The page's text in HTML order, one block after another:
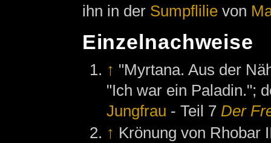
ihn in der Sumpflilievon
Einzelnachweise
↑ "Myrtana. Aus der
"Ich war ein Paladin.";
Jungfrau - Teil 7 Der
↑ Krönung von Rhobar